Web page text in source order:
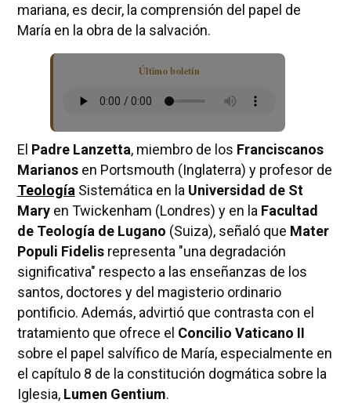
mariana, es decir, la comprensión del papel de
María en la obra de la salvación.
Último boletín
El Padre Lanzetta, miembro de los Franciscanos
Marianosen Portsmouth (Inglaterra) y profesor de
Teología Sistemática en la Universidad de St
Maryen Twickenham (Londres) y en la Facultad
de Teología de Lugano (Suiza), señaló que Mater
Populi Fidelisrepresenta "una degradación
significativa" respecto a las enseñanzas de los
santos, doctores y del magisterio ordinario
pontificio. Además, advirtió que contrasta con el
tratamiento que ofrece el Concilio Vaticano II
sobre el papel salvífico de María, especialmente en
el capítulo 8 de la constitución dogmática sobre la
Iglesia, Lumen Gentium.